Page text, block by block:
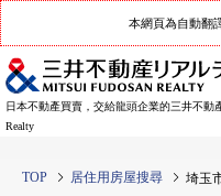
本網頁為自動翻
日本不動產買賣，交給龍頭企業的三井不動
Realty
TOP 居住用房屋搜尋 埼玉